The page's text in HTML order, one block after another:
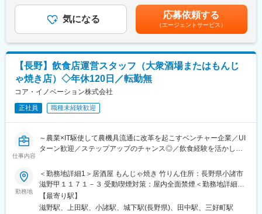
◇入社後はOJTによる段階的な育成
◇業界・製品知識は入社後に習得可能
◇CAD操作も高度なものではなく、業務に必要な範囲から習得
◇部門間の距離が近く、相談・連携がしやすい体制
「営業は初めて」「包装業界は未経験」という方でも、基礎から
着実に身につけられる環境です。
■企業の魅力・強み：
創業70年以上の総合包装メーカーとして、段ボールを中心に包装
設計から製造・納品まで一貫対応。
を支えています。
■研修体制：
・約3～6か月間、1人で対応ができるようになるまでトレーナー
ップ内の先輩社員が丁寧にフォローします。
■就業環境：
・週休2日のシフト制（月10～11日の休み/月）、希望休を5日間
・年次有給休暇(昨年度：有休取得平均日数11.5日)
・残業は月15時間程度です。閉店時間が早いためプライベートも
・女性社員のうち42%が仕事と子育てを両立しており、育休復帰
率は100％、育休取得率も女性は100％、男性も取得しやすい環境
■キャリアパス：
店舗スタッフをまとめるチーフ職や副店長、店長を目指せます。
本社管理部門や新規事業部門へのキャリアもございます。
通じて上下する可能性があります。月給(月額)は固定手当を含めた
表記です。気になる 応募依頼する
（エージェントサービス）
【長野】飲食店運営スタッフ（大衆酒場またはもんじ
ゃ焼き店）◇年休120日／転勤無
コア・イノベーション株式会社
正社員 職種未経験歓迎
仕事内容
～農業×IT駆使して農機具流通に改革を起こすベンチャー企業／UI
ターン歓迎／ステップアップのチャンス◎／飲食経験を活かし
■業務内容：
当社の飲食店にて、ホール・キッチン業務に加え、店舗運営全般
に携わっていただきます。
下記いずれかの店舗へ配属となります。
勤務地
＜勤務地詳細1＞居酒屋 もんじゃ焼き 竹りん住所：長野県小諸市
滋野甲１１７１－３ 受動喫煙対策：屋内全面禁煙＜勤務地詳細2
＞大衆酒場食堂Nakamura住所：長野県上田市中央1丁目3-3 受動
喫煙対策：屋内全面禁煙変更の範囲：会社の定める事業所
【最寄り駅】
滋野駅、上田駅、小諸駅、城下駅(長野県)、田中駅、三好町駅